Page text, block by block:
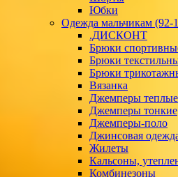
Юбки
Одежда мальчикам (92-
.ДИСКОНТ
Брюки
Брюки
Брюки
Вязанка
Джемперы теплые
Джемперы тонкие
Джемперы-поло
Джинсовая
Жилеты
Кальсоны,
Комбинезоны